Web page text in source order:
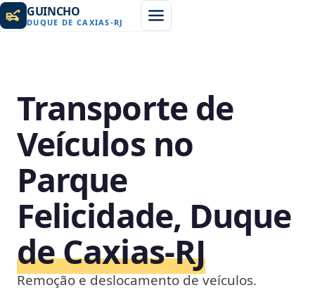
GUINCHO
DUQUE DE CAXIAS-RJ
Transporte de
Veículos no
Parque
Felicidade, Duque
de Caxias‑RJ
Remoção e deslocamento de veículos.